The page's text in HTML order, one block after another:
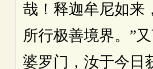
哉！释迦牟尼如来
所行极善境界。”
婆罗门，汝于今日